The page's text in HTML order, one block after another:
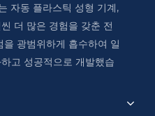
동 플라스틱 성형 기계,
더 많은 경험을 갖춘 전
광범위하게 흡수하여 일
고 성공적으로 개발했습